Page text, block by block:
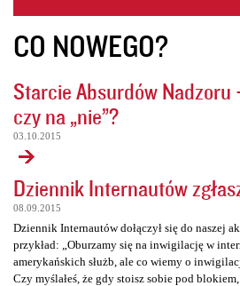
CO NOWEGO?
Starcie Absurdów Nadzoru
czy na „nie”?
03.10.2015
Dziennik Internautów
08.09.2015
Dziennik Internautów dołączył się do naszej
przykład: „Oburzamy się na inwigilację w
amerykańskich służb, ale co wiemy o
Czy myślałeś, że gdy stoisz sobie pod